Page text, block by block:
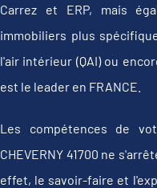
Carrez et ERP, mais
immobiliers plus
l'air intérieur (QAI) ou
est le leader en FRANCE.
Les compétences de
CHEVERNY 41700 ne
effet, le savoir-faire et